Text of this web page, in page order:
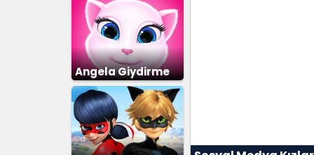
Angela Giydirme